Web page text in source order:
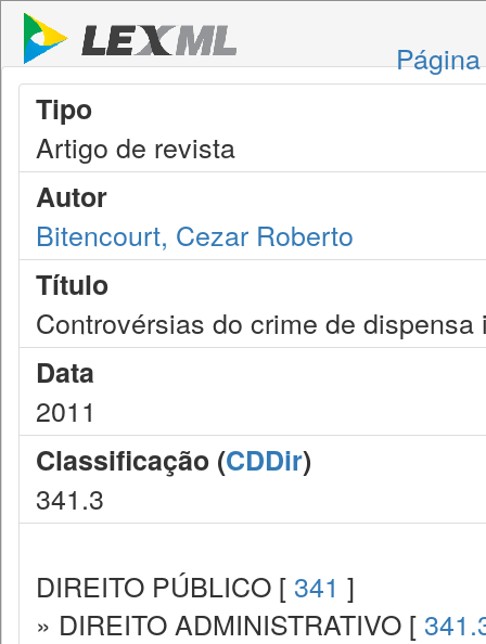
Tipo
Artigo de revista
Autor
Bitencourt, Cezar Roberto
Título
Controvérsias do crime de
Data
2011
Classificação (CDDir)
341.3
DIREITO PÚBLICO [ 341 ]
» DIREITO ADMINISTRATIVO [